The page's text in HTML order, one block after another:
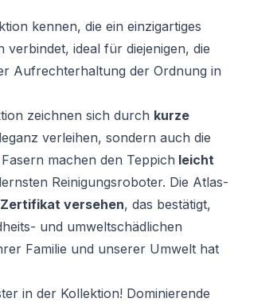
kennen, die ein einzigartiges
verbindet, ideal für diejenigen, die
Aufrechterhaltung der Ordnung in
zeichnen sich durch kurze
verleihen, sondern auch die
machen den Teppich leicht
Reinigungsroboter. Die Atlas-
Zertifikat versehen, das bestätigt,
und umweltschädlichen
Familie und unserer Umwelt hat
in der Kollektion! Dominierende